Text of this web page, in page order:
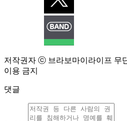
저작권자 ⓒ 브라보마이라이프 무
이용 금지
댓글